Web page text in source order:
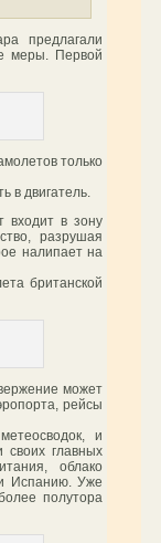
предлагали
меры. Первой
только
в двигатель.
входит в зону
разрушая
налипает на
британской
может
рейсы
и
главных
облако
Испанию. Уже
полутора